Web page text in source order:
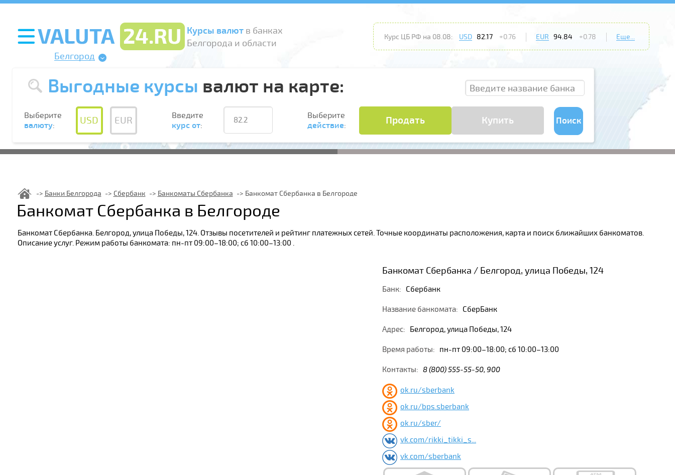
Курсы валютв банках
Белгорода и области
Белгород
Курс ЦБ РФ на 08.08: USD 82.17 +0.76 EUR 94.84 +0.78 Еще...
Выгодные курсы валют на карте:
Выберите
валюту: USD EUR
Введите
курс от:
Выберите
действие: Продать Купить Поиск
Банки Белгорода Сбербанк Банкоматы Сбербанка Банкомат Сбербанка в Белгороде
Банкомат Сбербанка в Белгороде
Банкомат Сбербанка. Белгород, улица Победы, 124. Отзывы посетителей и рейтинг платежных сетей. Точные координаты расположения, карта и поиск ближайших банкоматов.
Описание услуг. Режим работы банкомата: пн-пт 09:00–18:00; сб 10:00–13:00 .
Банкомат Сбербанка / Белгород, улица Победы, 124
Банк: Сбербанк
Название банкомата: СберБанк
Адрес: Белгород, улица Победы, 124
Время работы: пн-пт 09:00–18:00; сб 10:00–13:00
Контакты: 8 (800) 555-55-50, 900
ok.ru/sberbank
ok.ru/bps.sberbank
ok.ru/sber/
vk.com/rikki_tikki_s...
vk.com/sberbank